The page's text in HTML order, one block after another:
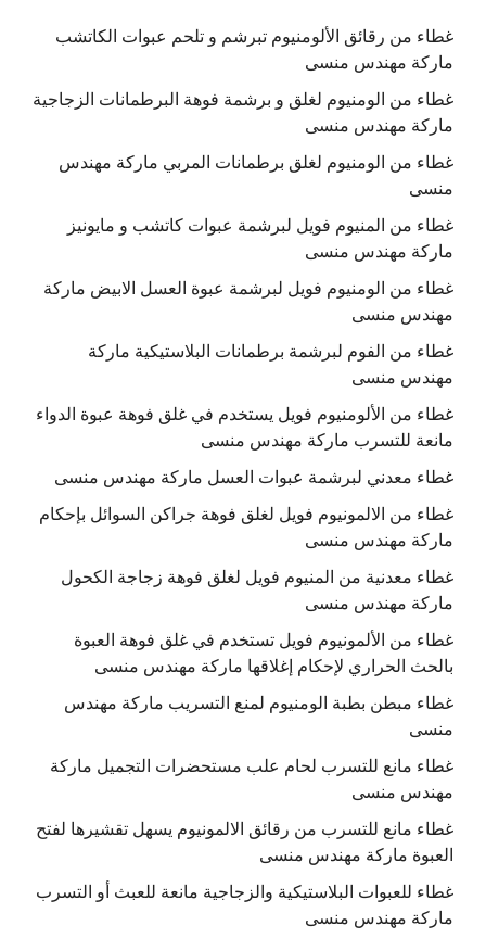
غطاء من رقائق الألومنيوم تبرشم و تلحم عبوات الكاتشب
ماركة مهندس منسى
غطاء من الومنيوم لغلق و برشمة فوهة البرطمانات الزجاجية
ماركة مهندس منسى
غطاء من الومنيوم لغلق برطمانات المربي ماركة مهندس
منسى
غطاء من المنيوم فويل لبرشمة عبوات كاتشب و مايونيز
ماركة مهندس منسى
غطاء من الومنيوم فويل لبرشمة عبوة العسل الابيض ماركة
مهندس منسى
غطاء من الفوم لبرشمة برطمانات البلاستيكية ماركة
مهندس منسى
غطاء من الألومنيوم فويل يستخدم في غلق فوهة عبوة الدواء
مانعة للتسرب ماركة مهندس منسى
غطاء معدني لبرشمة عبوات العسل ماركة مهندس منسى
غطاء من الالمونيوم فويل لغلق فوهة جراكن السوائل بإحكام
ماركة مهندس منسى
غطاء معدنية من المنيوم فويل لغلق فوهة زجاجة الكحول
ماركة مهندس منسى
غطاء من الألمونيوم فويل تستخدم في غلق فوهة العبوة
بالحث الحراري لإحكام إغلاقها ماركة مهندس منسى
غطاء مبطن بطبة الومنيوم لمنع التسريب ماركة مهندس
منسى
غطاء مانع للتسرب لحام علب مستحضرات التجميل ماركة
مهندس منسى
غطاء مانع للتسرب من رقائق الالمونيوم يسهل تقشيرها لفتح
العبوة ماركة مهندس منسى
غطاء للعبوات البلاستيكية والزجاجية مانعة للعبث أو التسرب
ماركة مهندس منسى